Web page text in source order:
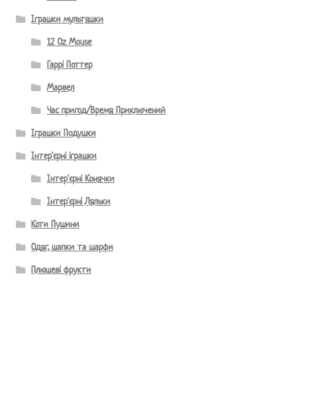
Іграшки мультяшки
12 Oz Mouse
Гаррі Поттер
Марвел
Час пригод/Время Приключений
Іграшки Подушки
Інтер'єрні іграшки
Інтер'єрні Конячки
Інтер'єрні Ляльки
Коти Пушини
Одяг, шапки та шарфи
Плюшеві фрукти